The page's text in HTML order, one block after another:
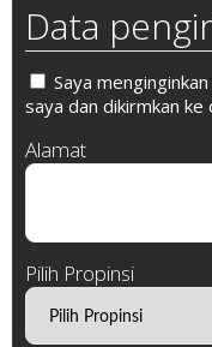
Data
Saya
saya dan dikirmkan ke
Alamat
Pilih Propinsi